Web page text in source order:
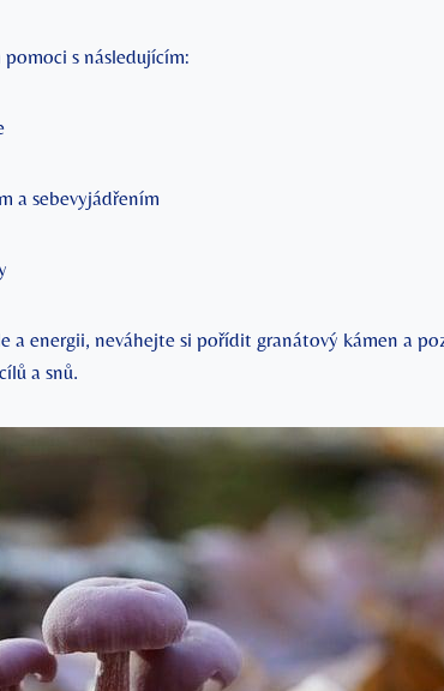
s následujícím:
a sebevyjádřením
a energii, neváhejte si pořídit granátový kámen a
a snů.